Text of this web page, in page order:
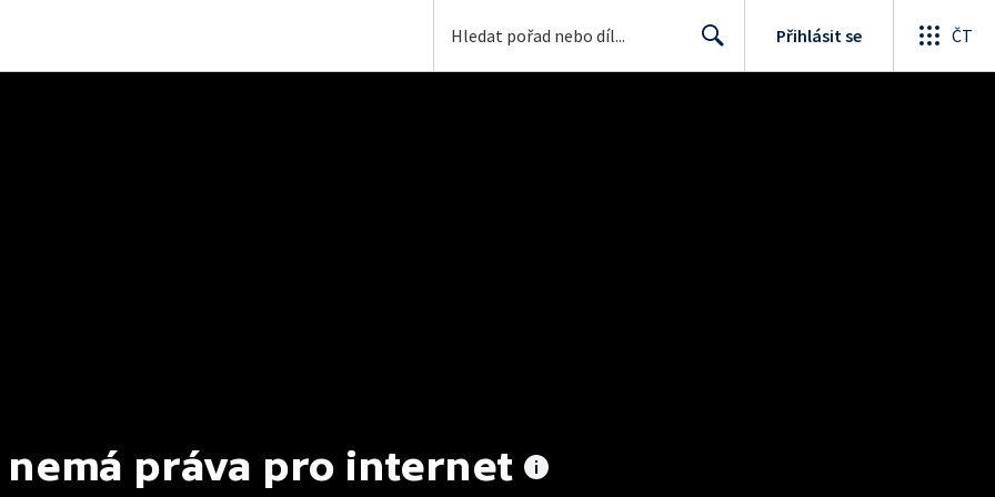
Přihlásit se ČT
nemá práva pro internet